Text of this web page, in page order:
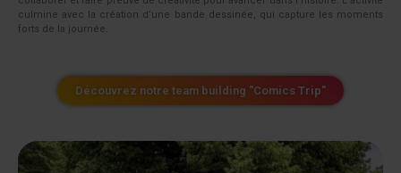
culmine avec la création d’une bande dessinée, qui capture les moments
forts de la journée.
Découvrez notre team building "Comics Trip"